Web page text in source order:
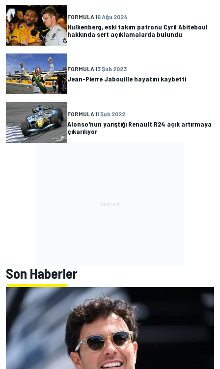
FORMULA 16 Ağu 2024
Hulkenberg, eski takım patronu Cyril Abiteboul
hakkında sert açıklamalarda bulundu
FORMULA 13 Şub 2023
Jean-Pierre Jabouille hayatını kaybetti
FORMULA 11 Şub 2022
Alonso'nun yarıştığı Renault R24 açık artırmaya
çıkarılıyor
Son Haberler